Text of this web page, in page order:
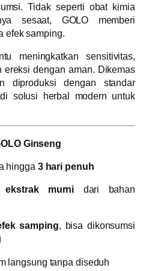
Tidak seperti obat kimia
sesaat, GOLO memberi
efek samping.
meningkatkan sensitivitas,
ereksi dengan aman. Dikemas
diproduksi dengan standar
solusi herbal modern untuk
Ginseng
hingga 3 hari penuh
ekstrak murni dari bahan
samping, bisa dikonsumsi
langsung tanpa diseduh